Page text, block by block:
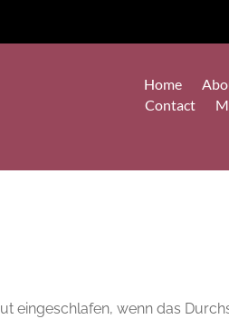
Home
Contact
eingeschlafen, wenn das